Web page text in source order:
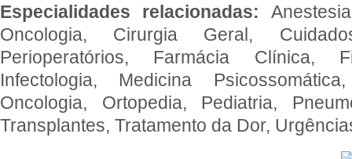
Especialidades relacionadas:
Oncologia, Cirurgia Geral,
Perioperatórios, Farmácia Clínica,
Infectologia, Medicina
Oncologia, Ortopedia, Pediatria,
Transplantes, Tratamento da Dor,